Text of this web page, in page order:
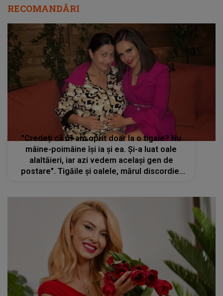
RECOMANDĂRI
"Credeți că m-am oprit doar la o tigaie? Nu
mâine-poimâine își ia și ea. Și-a luat oale
alaltăieri, iar azi vedem același gen de
postare". Tigăile și oalele, mărul discordiei